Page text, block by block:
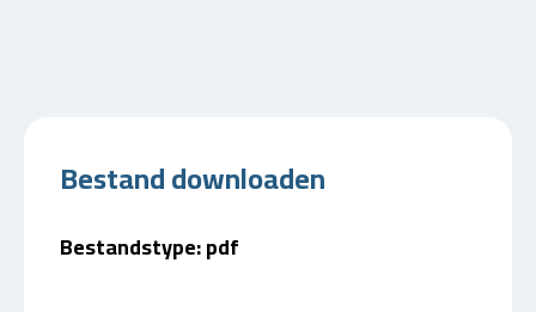
Bestand downloaden
Bestandstype: pdf